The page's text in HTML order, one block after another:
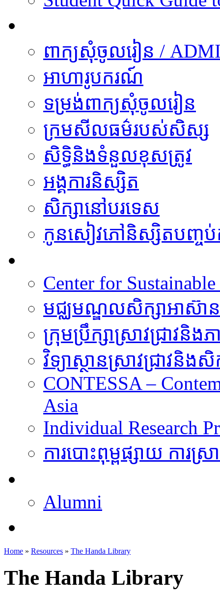
ពាក្យសុំចូលរៀន /
អាហារូបករណ៍
ទម្រង់ពាក្យសុំចូលរៀន
ក្រមសីលធម៌របស់សិស្ស
សិទ្ធិនិងទំនួលខុសត្រូវ
អង្គការនិស្សិត
សិក្សា​នៅ​បរទេស
កូនសៀវភៅនិស្សិតបញ្ចប់
Center for
មជ្ឈមណ្ឌលសិក្សាអាស៊ាន
ក្រុមប្រឹក្សាស្រាវជ្រាវនិងភ
វិទ្យាស្ថានស្រាវជ្រាវនិង
CONTESSA –
Asia
Individual Research
ការបោះពុម្ពផ្សាយ ការ
Alumni
Home » Resources » The Handa Library
The Handa Library